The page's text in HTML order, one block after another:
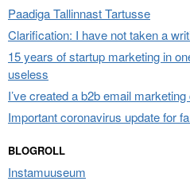
Paadiga Tallinnast Tartusse
Clarification: I have not taken a
15 years of startup marketing in
useless
I’ve created a b2b email
Important coronavirus update for
BLOGROLL
Instamuuseum